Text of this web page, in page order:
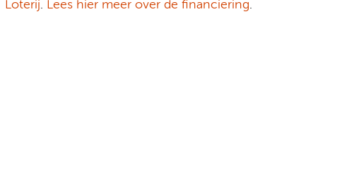
Loterij. Lees hier meer over de financiering.